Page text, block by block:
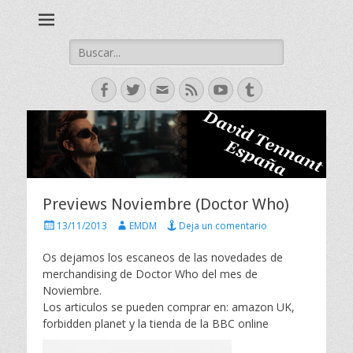
Spanish Fan Club
Buscar:
Facebook
TwitterCorreo
electrónico
Feed YouTubeTumblr
Previews Noviembre (Doctor Who)
P
b
i
c
a
d
13/11/2013
A
t
r
EMDM Deja un comentario
Os dejamos los escaneos de las novedades de
merchandising de Doctor Who del mes de
Noviembre.
Los articulos se pueden comprar en: amazon UK,
forbidden planet y la tienda de la BBC online